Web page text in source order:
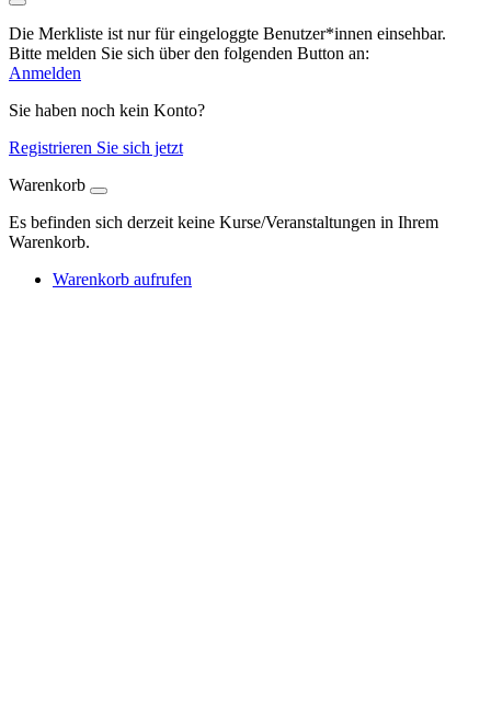
Die Merkliste ist nur für eingeloggte Benutzer*innen einsehbar.
Bitte melden Sie sich über den folgenden Button an:
Anmelden
Sie haben noch kein Konto?
Registrieren Sie sich jetzt
Warenkorb
Es befinden sich derzeit keine Kurse/Veranstaltungen in Ihrem
Warenkorb.
Warenkorb aufrufen